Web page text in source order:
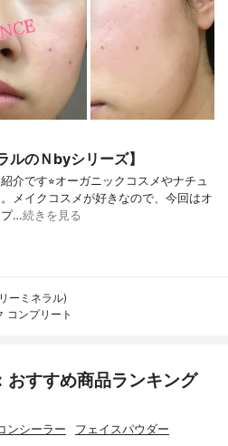
ルのＮbyシリーズ】
介です⭐︎オーガニックコスメやナチュ
メイクコスメが好きなので、今回はオ
プ…続きを見る
ーミネラル)
コンプリート
おすすめ商品ランキング
ンシーラー フェイスパウダー